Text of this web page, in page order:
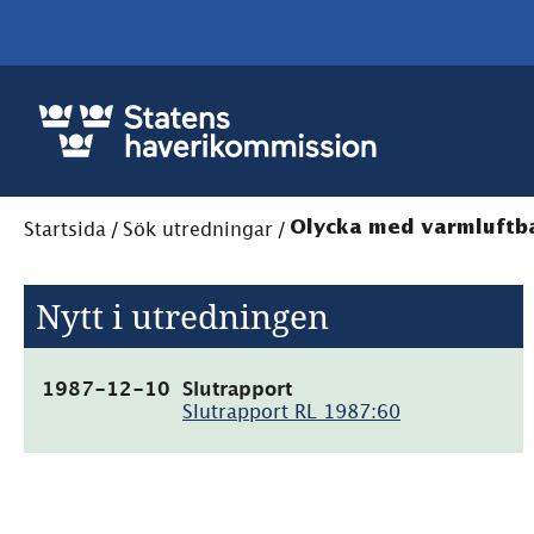
Startsida / Sök utredningar / Olycka med
Nytt i utredningen
1987-12-10
Slutrapport
Slutrapport RL 1987:60
(pdf,